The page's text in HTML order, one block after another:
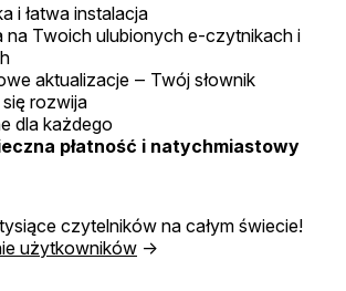
i łatwa instalacja
na Twoich ulubionych e-czytnikach i
aktualizacje ‒ Twój słownik
rozwija
dla każdego
płatność i natychmiastowy
czytelników na całym świecie!
użytkowników →